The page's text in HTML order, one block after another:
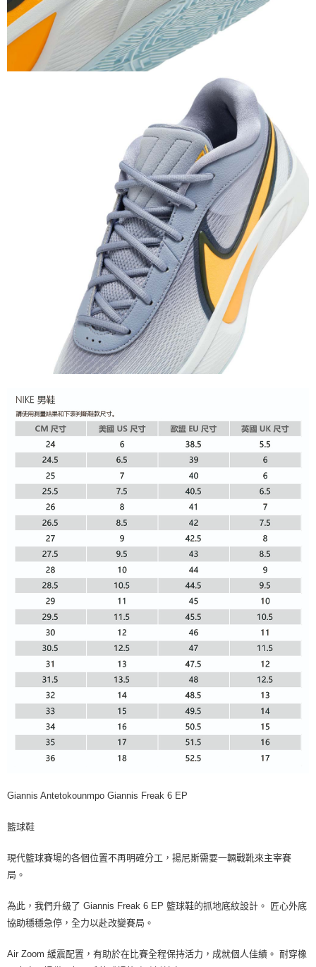
Giannis Antetokounmpo Giannis Freak 6 EP
籃球鞋
現代籃球賽場的各個位置不再明確分工，揚尼斯需要一輛戰靴來主宰賽
局。
為此，我們升級了 Giannis Freak 6 EP 籃球鞋的抓地底紋設計。 匠心外底
協助穩穩急停，全力以赴改變賽局。
Air Zoom 緩震配置，有助於在比賽全程保持活力，成就個人佳績。 耐穿橡